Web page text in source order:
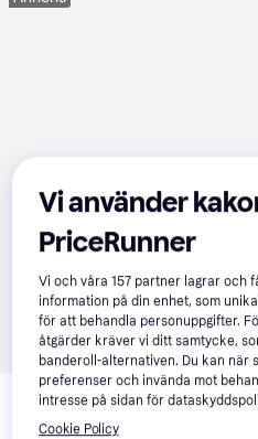
Relaterade
Vi har plockat fram ett urval av
Vi använder
PriceRunner
Vi och våra157 partner lagrar och
information på din enhet, som
för att behandla personuppgifter.
åtgärder kräver vi ditt samtycke,
banderoll-alternativen. Du kan när
preferenser och invända mot
intresse på sidan för
Cookie Policy